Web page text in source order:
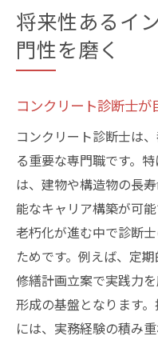
将来性あるイ
門性を磨く
コンクリート診断士
コンクリート診断士は
る重要な専門職です。
は、建物や構造物の長
能なキャリア構築が可
老朽化が進む中で診断
ためです。例えば、定
修繕計画立案で実践力
形成の基盤となります
には、実務経験の積み